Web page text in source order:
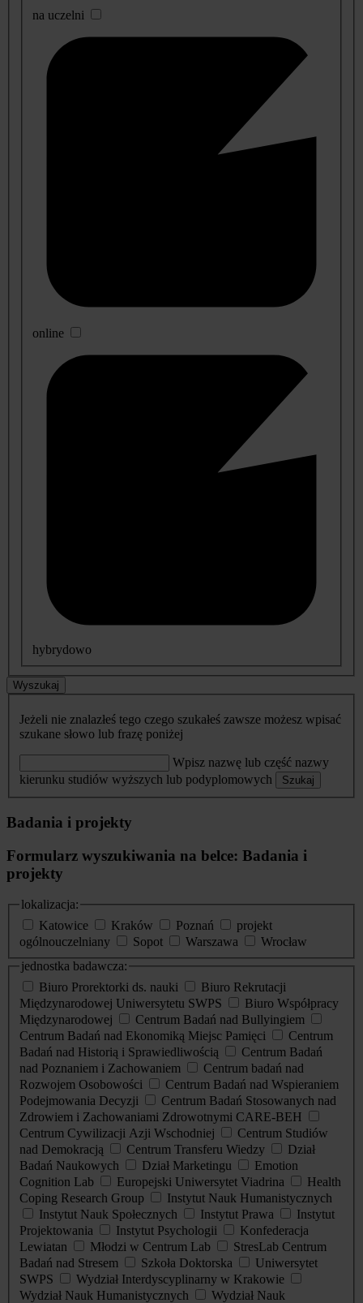
na uczelni
online
hybrydowo
Wyszukaj
Jeżeli nie znalazłeś tego czego szukałeś zawsze możesz wpisać
szukane słowo lub frazę poniżej
Wpisz nazwę lub część nazwy
kierunku studiów wyższych lub podyplomowych
Szukaj
Badania i projekty
Formularz wyszukiwania na belce: Badania i
projekty
lokalizacja:
Katowice
Kraków Poznań
projekt
ogólnouczelniany
Sopot Warszawa
Wrocław
jednostka badawcza:
Biuro Prorektorki ds. nauki
Biuro Rekrutacji
Międzynarodowej Uniwersytetu SWPS
Biuro Współpracy
Międzynarodowej
Centrum Badań nad Bullyingiem
Centrum Badań nad Ekonomiką Miejsc Pamięci
Centrum
Badań nad Historią i Sprawiedliwością
Centrum Badań
nad Poznaniem i Zachowaniem
Centrum badań nad
Rozwojem Osobowości
Centrum Badań nad Wspieraniem
Podejmowania Decyzji
Centrum Badań Stosowanych nad
Zdrowiem i Zachowaniami Zdrowotnymi CARE-BEH
Centrum Cywilizacji Azji Wschodniej
Centrum Studiów
nad Demokracją
Centrum Transferu Wiedzy
Dział
Badań Naukowych
Dział Marketingu
Emotion
Cognition Lab
Europejski Uniwersytet Viadrina
Health
Coping Research Group
Instytut Nauk Humanistycznych
Instytut Nauk Społecznych
Instytut Prawa
Instytut
Projektowania
Instytut Psychologii
Konfederacja
Lewiatan
Młodzi w Centrum Lab
StresLab Centrum
Badań nad Stresem
Szkoła Doktorska
Uniwersytet
SWPS
Wydział Interdyscyplinarny w Krakowie
Wydział Nauk Humanistycznych
Wydział Nauk